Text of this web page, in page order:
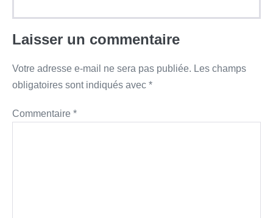
Laisser un commentaire
Votre adresse e-mail ne sera pas publiée. Les champs
obligatoires sont indiqués avec *
Commentaire *